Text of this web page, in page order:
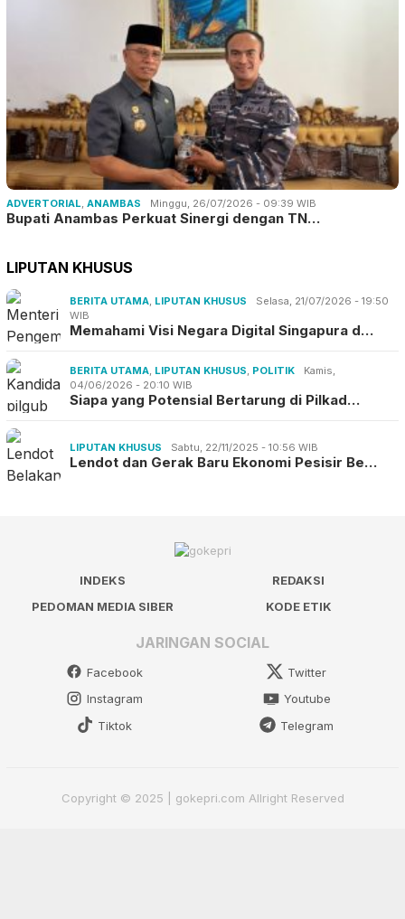
ADVERTORIAL, ANAMBAS Minggu, 26/07/2026 - 09:39 WIB
Bupati Anambas Perkuat Sinergi dengan TN…
LIPUTAN KHUSUS
BERITA UTAMA, LIPUTAN KHUSUS
Selasa, 21/07/2026 - 19:50
WIB
Memahami Visi Negara Digital Singapura d…
BERITA UTAMA, LIPUTAN KHUSUS, POLITIK
Kamis,
04/06/2026 - 20:10 WIB
Siapa yang Potensial Bertarung di Pilkad…
LIPUTAN KHUSUS Sabtu, 22/11/2025 - 10:56 WIB
Lendot dan Gerak Baru Ekonomi Pesisir Be…
INDEKS
REDAKSI
PEDOMAN MEDIA SIBER
KODE ETIK
JARINGAN SOCIAL
Facebook
Twitter
Instagram
Youtube
Tiktok
Telegram
Copyright © 2025 | gokepri.com Allright Reserved